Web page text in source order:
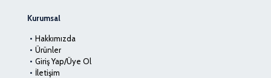
Kurumsal
Hakkımızda
Ürünler
Giriş Yap/Üye Ol
İletişim